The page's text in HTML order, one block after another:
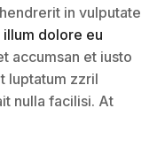
in vulputate
illum dolore eu
accumsan et iusto
luptatum zzril
nulla facilisi. At